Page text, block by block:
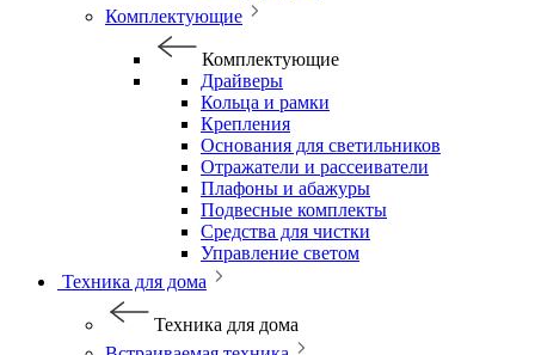
Комплектующие
Комплектующие
Драйверы
Кольца и рамки
Крепления
Основания для светильников
Отражатели и рассеиватели
Плафоны и абажуры
Подвесные комплекты
Средства для чистки
Управление светом
Техника для дома
Техника для дома